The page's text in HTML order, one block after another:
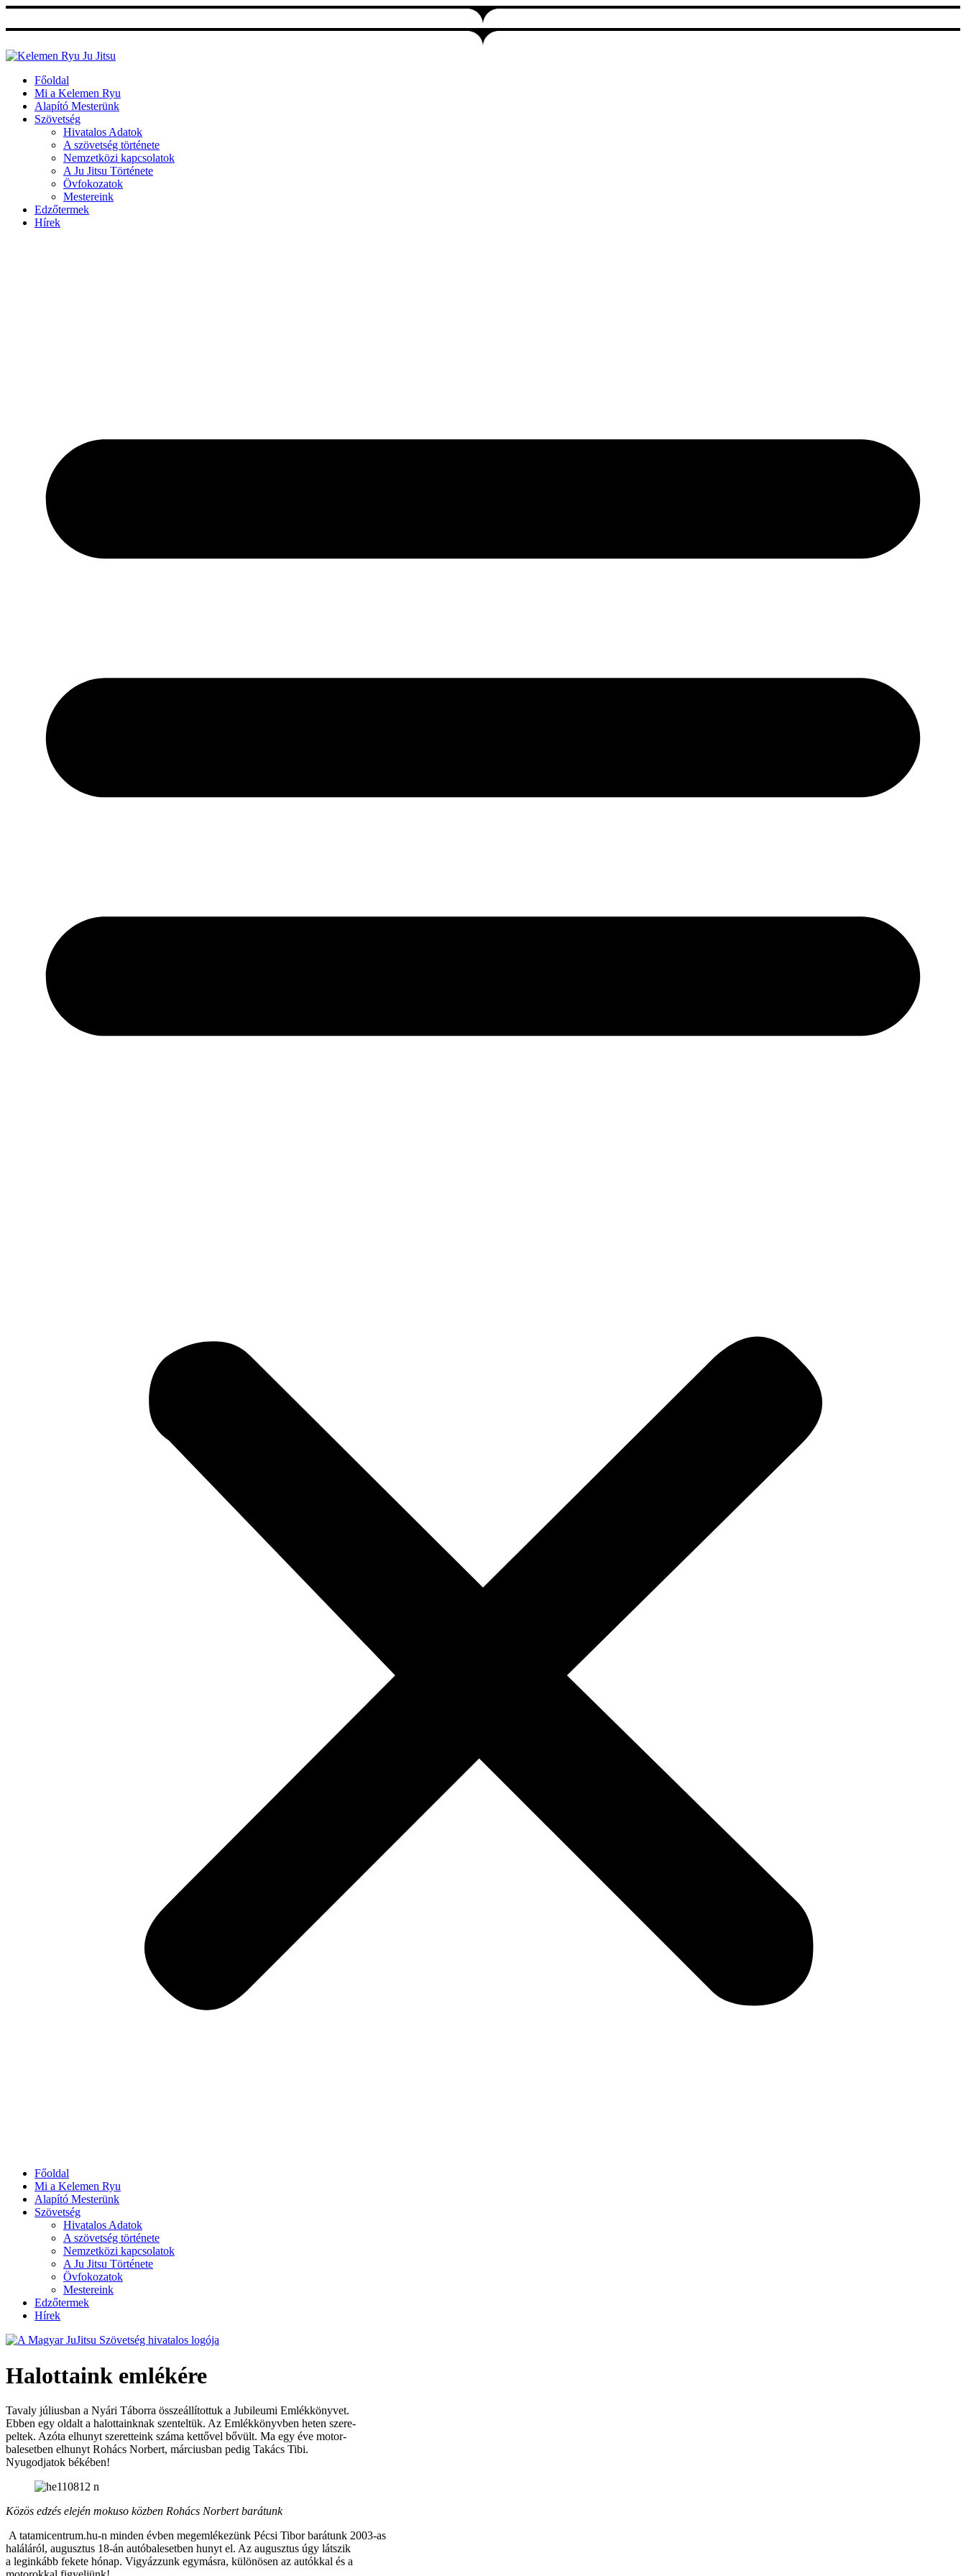
Ugrás
Főoldal
Mi a Kelemen Ryu
Alapító Mesterünk
Szövetség
Hivatalos Adatok
A szövetség története
Nemzetközi kapcsolatok
A Ju Jitsu Története
Övfokozatok
Mestereink
Edzőtermek
Hírek
Főoldal
Mi a Kelemen Ryu
Alapító Mesterünk
Szövetség
Hivatalos Adatok
A szövetség története
Nemzetközi kapcsolatok
A Ju Jitsu Története
Övfokozatok
Mestereink
Edzőtermek
Hírek
Halottaink emlékére
Tavaly júliusban a Nyári Táborra összeállítottuk a Jubileumi Emlékkönyvet.
Ebben egy oldalt a halottainknak szenteltük. Az Emlékkönyvben heten szere-
peltek. Azóta elhunyt szeretteink száma kettővel bővült. Ma egy éve motor-
balesetben elhunyt Rohács Norbert, márciusban pedig Takács Tibi.
Nyugodjatok békében!
Közös edzés elején mokuso közben Rohács Norbert barátunk
A tatamicentrum.hu-n minden évben megemlékezünk Pécsi Tibor barátunk 2003-as
haláláról, augusztus 18-án autóbalesetben hunyt el. Az augusztus úgy látszik
a leginkább fekete hónap. Vigyázzunk egymásra, különösen az autókkal és a